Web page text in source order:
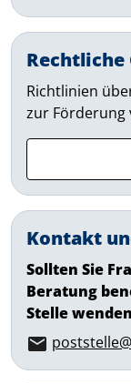
Rechtliche
Richtlinien
zur Förderung
Kontakt
Sollten Sie
Beratung
Stelle